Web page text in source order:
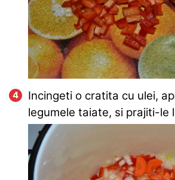
Incingeti o cratita cu ulei,
legumele taiate, si prajiti-le